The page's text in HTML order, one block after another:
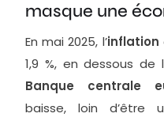
masque une
En mai 2025, l’inflation
1,9 %, en dessous
Banque centrale
baisse, loin d’être